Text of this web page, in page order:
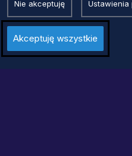
Nie akceptuję Ustawienia
Akceptuję wszystkie